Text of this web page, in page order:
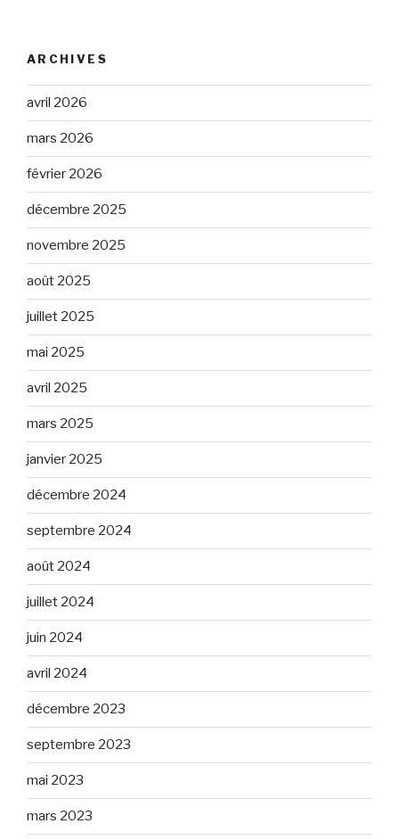
ARCHIVES
avril 2026
mars 2026
février 2026
décembre 2025
novembre 2025
août 2025
juillet 2025
mai 2025
avril 2025
mars 2025
janvier 2025
décembre 2024
septembre 2024
août 2024
juillet 2024
juin 2024
avril 2024
décembre 2023
septembre 2023
mai 2023
mars 2023